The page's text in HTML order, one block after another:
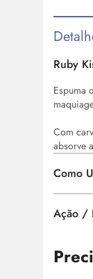
Ruby
Espuma
Com
absorve
Como
Ação /